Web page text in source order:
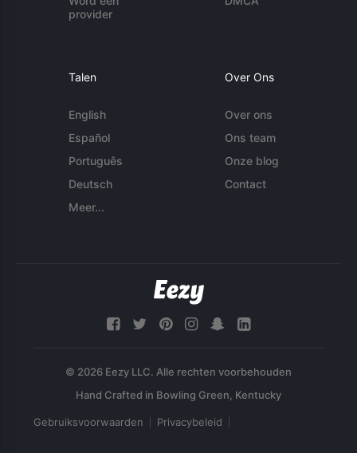
provider
Talen
English
Español
Português
Deutsch
Meer...
Over Ons
Over ons
Ons team
Onze blog
Contact
© 2026 Eezy LLC. Alle rechten voorbehouden
Gebruiksvoorwaarden Privacybeleid